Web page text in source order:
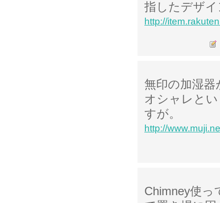
指したデザ
http://
無印の加湿
オシャレと
すが。
http://
Chimney使